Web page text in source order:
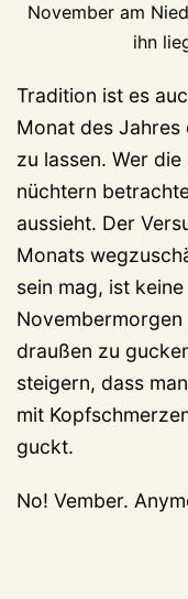
November am
ihn
Tradition ist es
Monat des Jahres
zu lassen. Wer
nüchtern
aussieht. Der
Monats
sein mag, ist
draußen zu
steigern, dass
mit
guckt.
No! Vember.